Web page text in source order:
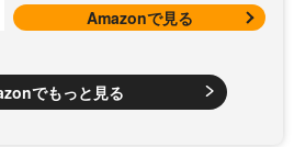
Amazonで見る
でもっと見る